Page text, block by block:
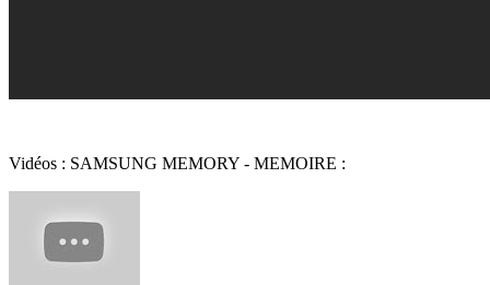
Vidéos : SAMSUNG MEMORY - MEMOIRE :